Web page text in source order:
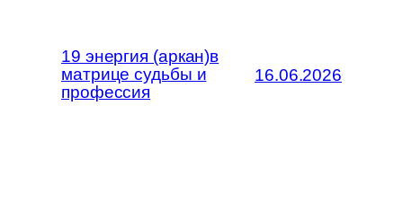
19 энергия (аркан)в
матрице судьбы и
профессия
16.06.2026